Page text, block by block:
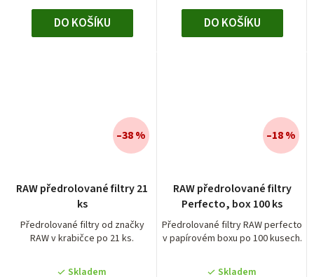
DO KOŠÍKU DO KOŠÍKU
RAW předrolované filtry 21
ks
Předrolované filtry od značky
RAW v krabičce po 21 ks.
Skladem
–38 %
RAW předrolované filtry
Perfecto, box 100 ks
Předrolované filtry RAW perfecto
v papírovém boxu po 100 kusech.
Skladem
–18 %